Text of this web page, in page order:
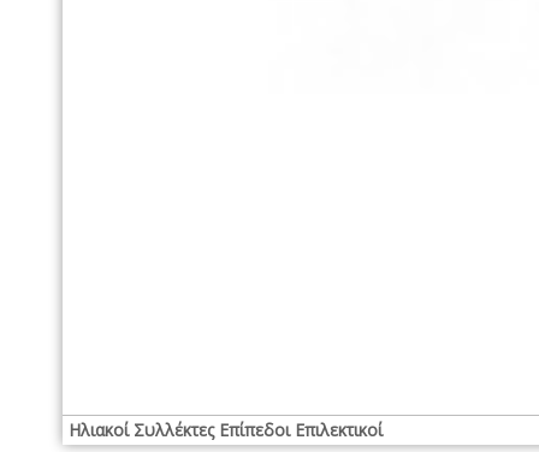
Ηλιακοί Συλλέκτες Επίπεδοι Επιλεκτικοί